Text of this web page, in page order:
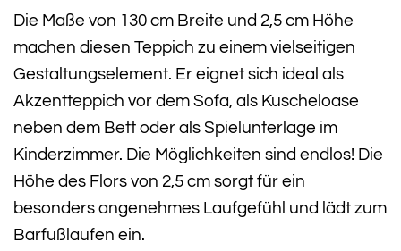
Die Maße von 130 cm Breite und 2,5 cm Höhe
machen diesen Teppich zu einem vielseitigen
Gestaltungselement. Er eignet sich ideal als
Akzentteppich vor dem Sofa, als Kuscheloase
neben dem Bett oder als Spielunterlage im
Kinderzimmer. Die Möglichkeiten sind endlos! Die
Höhe des Flors von 2,5 cm sorgt für ein
besonders angenehmes Laufgefühl und lädt zum
Barfußlaufen ein.